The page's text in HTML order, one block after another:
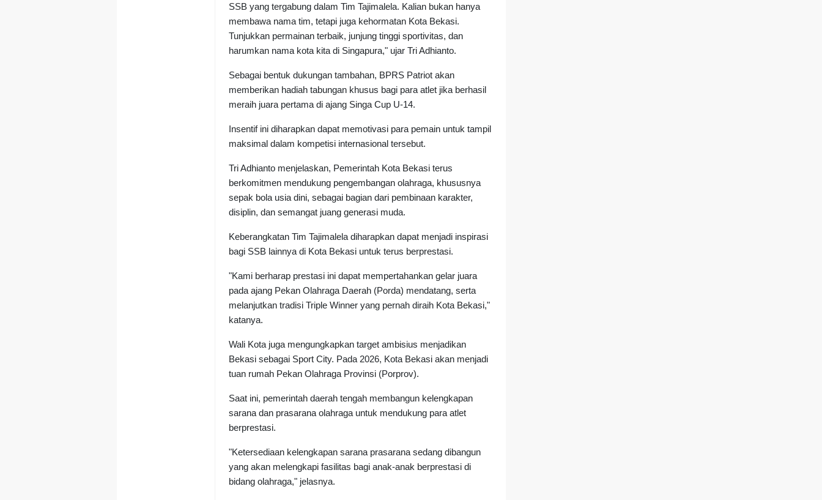
SSB yang tergabung dalam Tim Tajimalela. Kalian bukan hanya
membawa nama tim, tetapi juga kehormatan Kota Bekasi.
Tunjukkan permainan terbaik, junjung tinggi sportivitas, dan
harumkan nama kota kita di Singapura," ujar Tri Adhianto.
Sebagai bentuk dukungan tambahan, BPRS Patriot akan
memberikan hadiah tabungan khusus bagi para atlet jika berhasil
meraih juara pertama di ajang Singa Cup U-14.
Insentif ini diharapkan dapat memotivasi para pemain untuk tampil
maksimal dalam kompetisi internasional tersebut.
Tri Adhianto menjelaskan, Pemerintah Kota Bekasi terus
berkomitmen mendukung pengembangan olahraga, khususnya
sepak bola usia dini, sebagai bagian dari pembinaan karakter,
disiplin, dan semangat juang generasi muda.
Keberangkatan Tim Tajimalela diharapkan dapat menjadi inspirasi
bagi SSB lainnya di Kota Bekasi untuk terus berprestasi.
"Kami berharap prestasi ini dapat mempertahankan gelar juara
pada ajang Pekan Olahraga Daerah (Porda) mendatang, serta
melanjutkan tradisi Triple Winner yang pernah diraih Kota Bekasi,"
katanya.
Wali Kota juga mengungkapkan target ambisius menjadikan
Bekasi sebagai Sport City. Pada 2026, Kota Bekasi akan menjadi
tuan rumah Pekan Olahraga Provinsi (Porprov).
Saat ini, pemerintah daerah tengah membangun kelengkapan
sarana dan prasarana olahraga untuk mendukung para atlet
berprestasi.
"Ketersediaan kelengkapan sarana prasarana sedang dibangun
yang akan melengkapi fasilitas bagi anak-anak berprestasi di
bidang olahraga," jelasnya.